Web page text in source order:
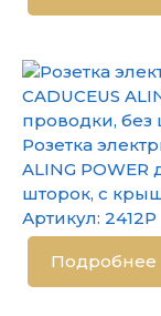
Розетка
ALING
шторок, с
Артикул: 2412P
Подробнее